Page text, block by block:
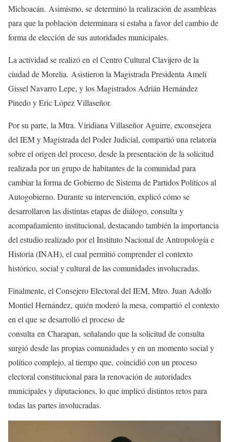
Michoacán. Asimismo, se determinó la realización de asambleas
para que la población determinara si estaba a favor del cambio de
forma de elección de sus autoridades municipales.
La actividad se realizó en el Centro Cultural Clavijero de la
ciudad de Morelia. Asistieron la Magistrada Presidenta Amelí
Gissel Navarro Lepe, y los Magistrados Adrián Hernández
Pinedo y Eric López Villaseñor.
Por su parte, la Mtra. Viridiana Villaseñor Aguirre, exconsejera
del IEM y Magistrada del Poder Judicial, compartió una relatoría
sobre el origen del proceso, desde la presentación de la solicitud
realizada por un grupo de habitantes de la comunidad para
cambiar la forma de Gobierno de Sistema de Partidos Políticos al
Autogobierno. Durante su intervención, explicó cómo se
desarrollaron las distintas etapas de diálogo, consulta y
acompañamiento institucional, destacando también la importancia
del estudio realizado por el Instituto Nacional de Antropología e
Historia (INAH), el cual permitió comprender el contexto
histórico, social y cultural de las comunidades involucradas.
Finalmente, el Consejero Electoral del IEM, Mtro. Juan Adolfo
Montiel Hernández, quién moderó la mesa, compartió el contexto
en el que se desarrolló el proceso de
consulta en Charapan, señalando que la solicitud de consulta
surgió desde las propias comunidades y en un momento social y
político complejo, al tiempo que, coincidió con un proceso
electoral constitucional para la renovación de autoridades
municipales y diputaciones, lo que implicó distintos retos para
todas las partes involucradas.